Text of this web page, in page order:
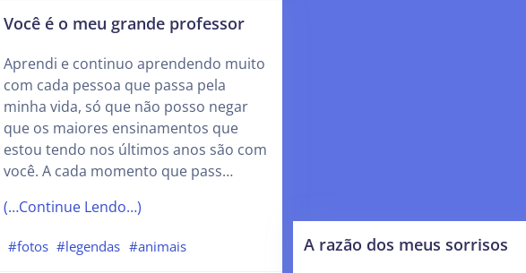
Você é o meu grande professor
Aprendi e continuo aprendendo muito
com cada pessoa que passa pela
minha vida, só que não posso negar
que os maiores ensinamentos que
estou tendo nos últimos anos são com
você. A cada momento que pass…
(…Continue Lendo…)
#fotos #legendas #animais A razão dos meus sorrisos